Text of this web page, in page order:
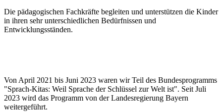
Die pädagogischen Fachkräfte begleiten und unterstützen die Kinder
in ihren sehr unterschiedlichen Bedürfnissen und
Entwicklungsständen.
Von April 2021 bis Juni 2023 waren wir Teil des Bundesprogramms
"Sprach-Kitas: Weil Sprache der Schlüssel zur Welt ist". Seit Juli
2023 wird das Programm von der Landesregierung Bayern
weitergeführt.